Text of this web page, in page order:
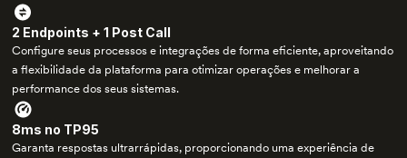
2 Endpoints + 1 Post Call
Configure seus processos e integrações de forma eficiente, aproveitando
a flexibilidade da plataforma para otimizar operações e melhorar a
performance dos seus sistemas.
8ms no TP95
Garanta respostas ultrarrápidas, proporcionando uma experiência de